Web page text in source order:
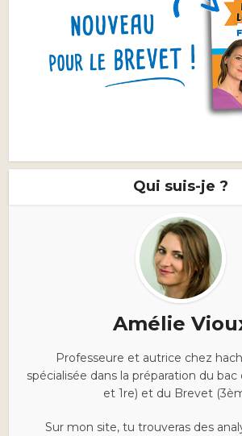
Qui suis-je ?
Amélie
Professeure et autrice chez
spécialisée dans la préparation du bac
et 1re) et du Brevet
Sur mon site, tu trouveras des